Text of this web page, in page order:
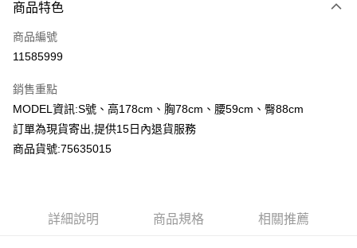
信用卡一次付款
超商取貨付款
Apple Pay
Google Pay
每筆NT$80，滿NT$2,000(含以上)免運費
商品特色
商品編號
11585999
銷售重點
MODEL資訊:S號、高178cm、胸78cm、腰59cm、臀88cm
訂單為現貨寄出,提供15日內退貨服務
商品貨號:75635015
詳細說明 商品規格 相關推薦